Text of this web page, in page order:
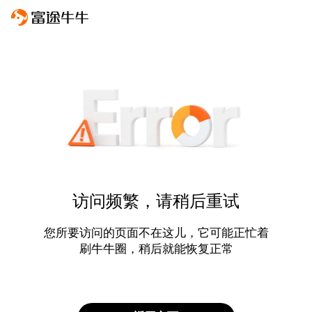
访问频繁，请稍后重试
您所要访问的页面不在这儿，它可能正忙着
刷牛牛圈，稍后就能恢复正常